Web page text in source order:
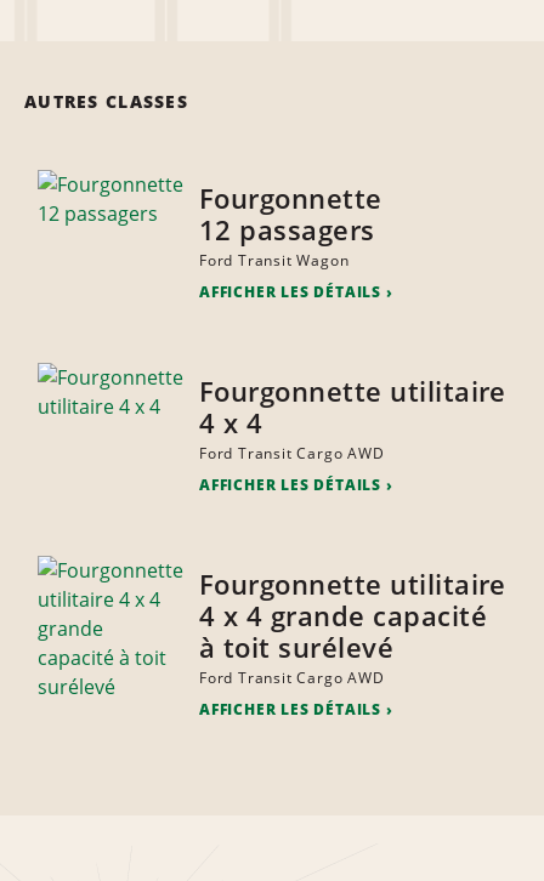
AUTRES CLASSES
Fourgonnette
12 passagers
Ford Transit Wagon
AFFICHER LES DÉTAILS
Fourgonnette utilitaire
4 x 4
Ford Transit Cargo AWD
AFFICHER LES DÉTAILS
Fourgonnette utilitaire
4 x 4 grande capacité
à toit surélevé
Ford Transit Cargo AWD
AFFICHER LES DÉTAILS